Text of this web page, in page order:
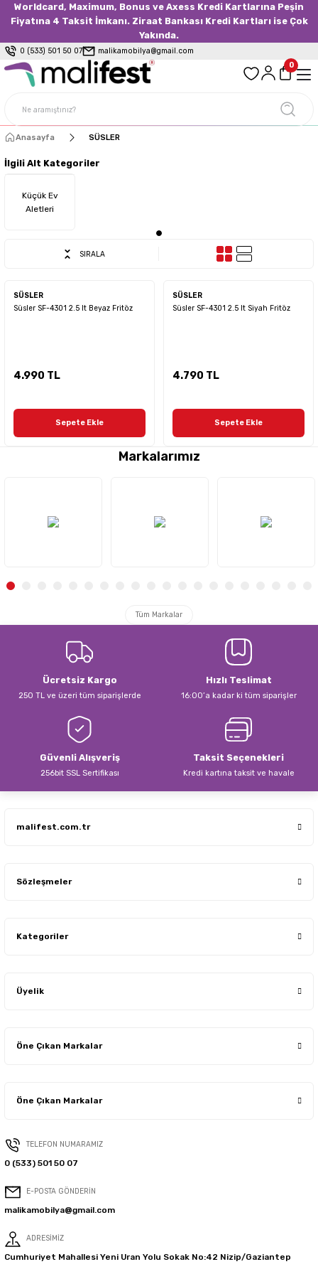
Worldcard, Maximum, Bonus ve Axess Kredi Kartlarına Peşin
Fiyatına 4 Taksit İmkanı. Ziraat Bankası Kredi Kartları ise Çok
Yakında.
0 (533) 501 50 07
malikamobilya@gmail.com
0
Anasayfa SÜSLER
İlgili Alt Kategoriler
Küçük Ev
Aletleri
SIRALA
SÜSLER
Süsler SF-4301 2.5 lt Beyaz Fritöz
4.990 TL
Sepete Ekle
SÜSLER
Süsler SF-4301 2.5 lt Siyah Fritöz
4.790 TL
Sepete Ekle
Markalarımız
Tüm Markalar
Ücretsiz Kargo
250 TL ve üzeri tüm siparişlerde
Hızlı Teslimat
16:00’a kadar ki tüm siparişler
Güvenli Alışveriş
256bit SSL Sertifikası
Taksit Seçenekleri
Kredi kartına taksit ve havale
malifest.com.tr
Sözleşmeler
Kategoriler
Üyelik
Öne Çıkan Markalar
Öne Çıkan Markalar
TELEFON NUMARAMIZ
0 (533) 501 50 07
E-POSTA GÖNDERİN
malikamobilya@gmail.com
ADRESİMİZ
Cumhuriyet Mahallesi Yeni Uran Yolu Sokak No:42 Nizip/Gaziantep